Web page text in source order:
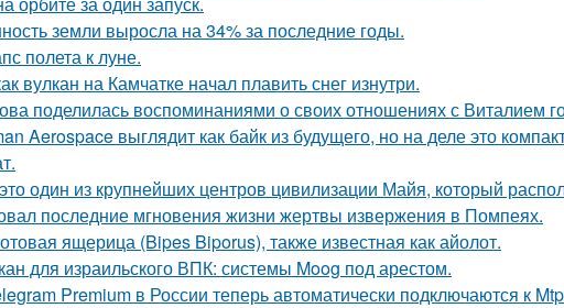
земли выросла на 34% за последние годы.
полета к луне.
вулкан на Камчатке начал плавить снег изнутри.
поделилась воспоминаниями о своих отношениях с Виталием
Aerospace выглядит как байк из будущего, но на деле это
один из крупнейших центров цивилизации Майя, который
последние мгновения жизни жертвы извержения в Помпеях.
ящерица (Bipes Biporus), также известная как айолот.
для израильского ВПК: системы Moog под арестом.
Premium в России теперь автоматически подключаются к